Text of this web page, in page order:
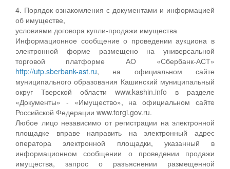
4. Порядок ознакомления с документами и информацией
об имуществе,
условиями договора купли-продажи имущества
Информационное сообщение о проведении аукциона в
электронной форме размещено на универсальной
торговой платформе АО «Сбербанк-АСТ»
http://utp.sberbank-ast.ru, на официальном сайте
муниципального образования Кашинский муниципальный
округ Тверской области www.kashin.info в разделе
«Документы» - «Имущество», на официальном сайте
Российской Федерации www.torgi.gov.ru.
Любое лицо независимо от регистрации на электронной
площадке вправе направить на электронный адрес
оператора электронной площадки, указанный в
информационном сообщении о проведении продажи
имущества, запрос о разъяснении размещенной